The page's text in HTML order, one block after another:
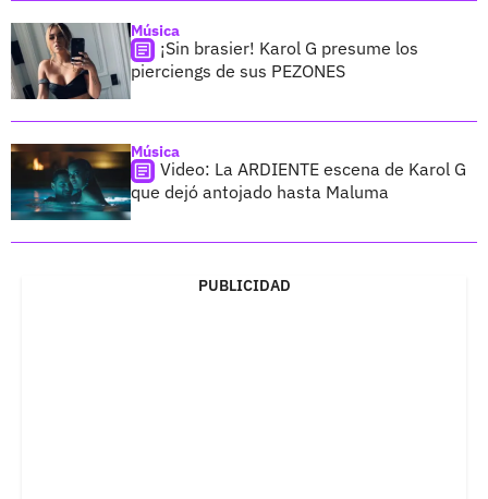
Música
¡Sin brasier! Karol G presume los
pierciengs de sus PEZONES
Música
Video: La ARDIENTE escena de Karol G
que dejó antojado hasta Maluma
PUBLICIDAD